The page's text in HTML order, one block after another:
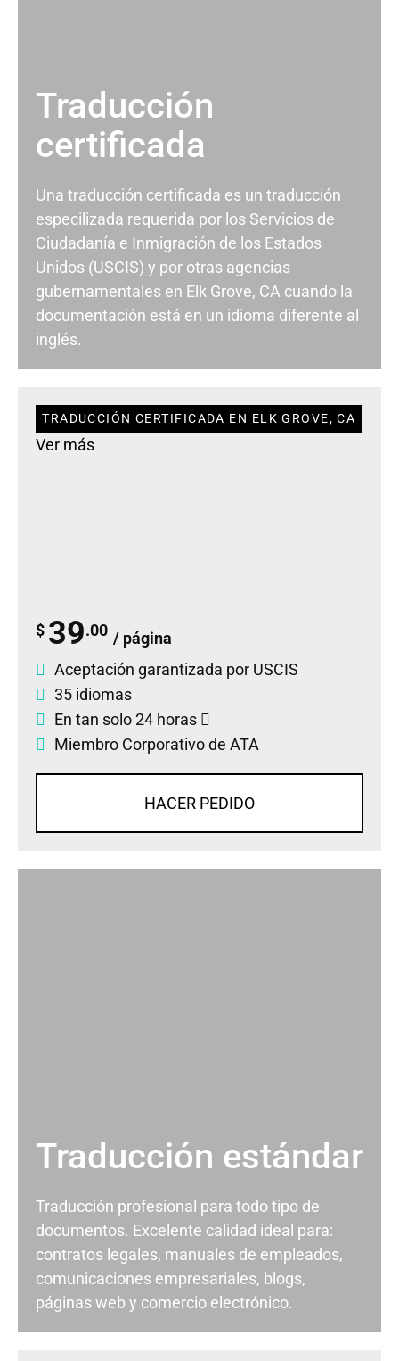
Traducción
certificada
Una traducción certificada es un traducción
especilizada requerida por los Servicios de
Ciudadanía e Inmigración de los Estados
Unidos (USCIS) y por otras agencias
gubernamentales en Elk Grove, CA cuando la
documentación está en un idioma diferente al
inglés.
TRADUCCIÓN CERTIFICADA EN ELK GROVE, CA
Ver más
$ 39.00 / página
Aceptación garantizada por USCIS
35 idiomas
En tan solo 24 horas
Miembro Corporativo de ATA
HACER PEDIDO
Traducción estándar
Traducción profesional para todo tipo de
documentos. Excelente calidad ideal para:
contratos legales, manuales de empleados,
comunicaciones empresariales, blogs,
páginas web y comercio electrónico.